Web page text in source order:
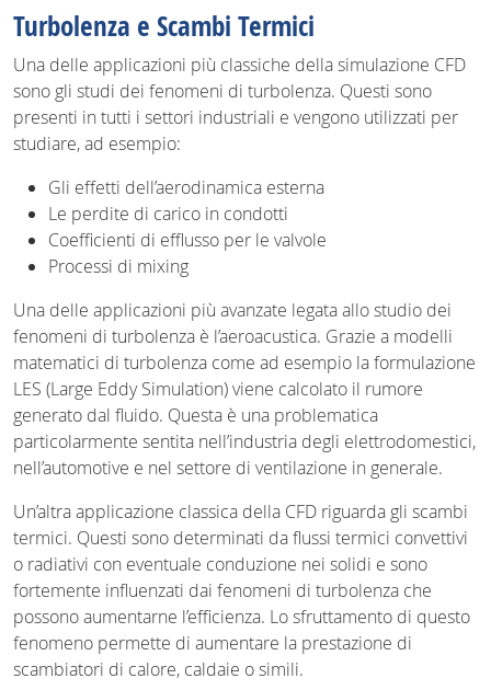
Turbolenza e Scambi Termici
Una delle applicazioni più classiche della simulazione CFD
sono gli studi dei fenomeni di turbolenza. Questi sono
presenti in tutti i settori industriali e vengono utilizzati per
studiare, ad esempio:
Gli effetti dell’aerodinamica esterna
Le perdite di carico in condotti
Coefficienti di efflusso per le valvole
Processi di mixing
Una delle applicazioni più avanzate legata allo studio dei
fenomeni di turbolenza è l’aeroacustica. Grazie a modelli
matematici di turbolenza come ad esempio la formulazione
LES (Large Eddy Simulation) viene calcolato il rumore
generato dal fluido. Questa è una problematica
particolarmente sentita nell’industria degli elettrodomestici,
nell’automotive e nel settore di ventilazione in generale.
Un’altra applicazione classica della CFD riguarda gli scambi
termici. Questi sono determinati da flussi termici convettivi
o radiativi con eventuale conduzione nei solidi e sono
fortemente influenzati dai fenomeni di turbolenza che
possono aumentarne l’efficienza. Lo sfruttamento di questo
fenomeno permette di aumentare la prestazione di
scambiatori di calore, caldaie o simili.